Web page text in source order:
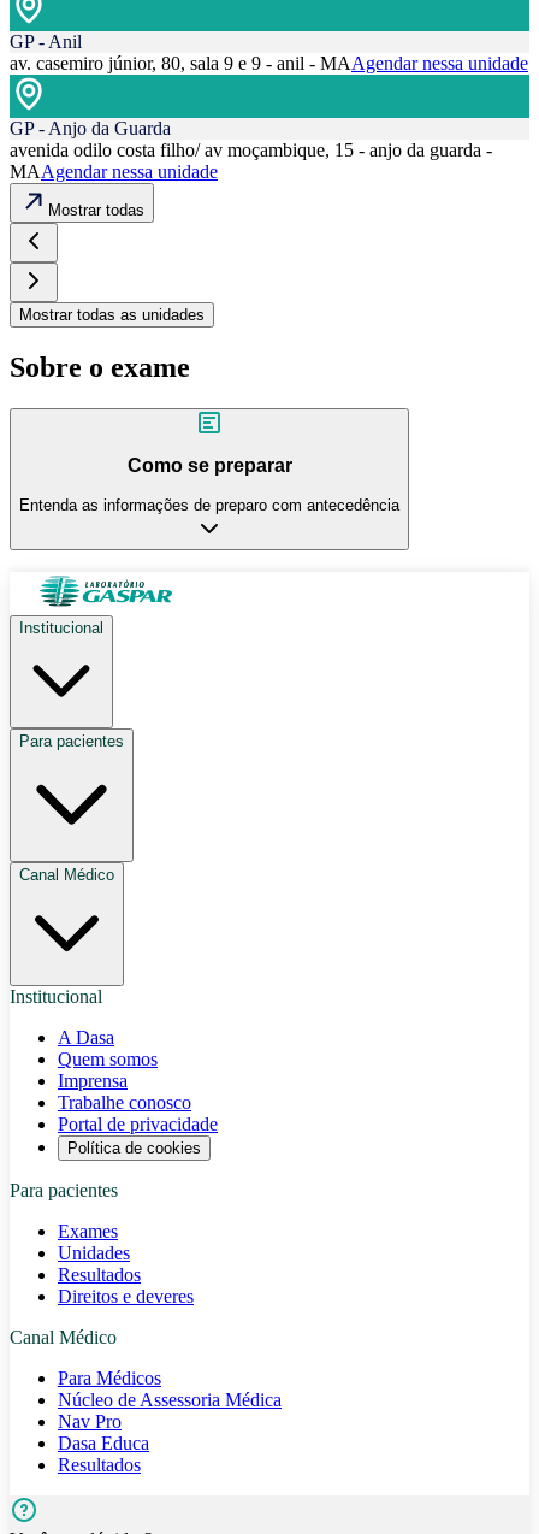
GP - Anil
av. casemiro júnior, 80, sala 9 e 9 - anil - MAAgendar nessa unidade
GP - Anjo da Guarda
avenida odilo costa filho/ av moçambique, 15 - anjo da guarda -
MAAgendar nessa unidade
Mostrar todas
Mostrar todas as unidades
Sobre o exame
Como se preparar
Entenda as informações de preparo com antecedência
Institucional
Para pacientes
Canal Médico
Institucional
A Dasa
Quem somos
Imprensa
Trabalhe conosco
Portal de privacidade
Política de cookies
Para pacientes
Exames
Unidades
Resultados
Direitos e deveres
Canal Médico
Para Médicos
Núcleo de Assessoria Médica
Nav Pro
Dasa Educa
Resultados